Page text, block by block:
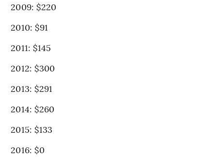
2009: $220
2010: $91
2011: $145
2012: $300
2013: $291
2014: $260
2015: $133
2016: $0